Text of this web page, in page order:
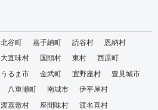
北谷町 嘉手納町 読谷村
恩納村
大宜味村 国頭村 東村
西原町
うるま市 金武町 宜野座村
豊見城市
八重瀬町 南城市
伊平屋村
渡嘉敷村 座間味村
渡名喜村